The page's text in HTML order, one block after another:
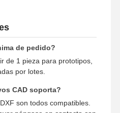
de pedido?
de 1 pieza para prototipos,
por lotes.
CAD soporta?
son todos compatibles.